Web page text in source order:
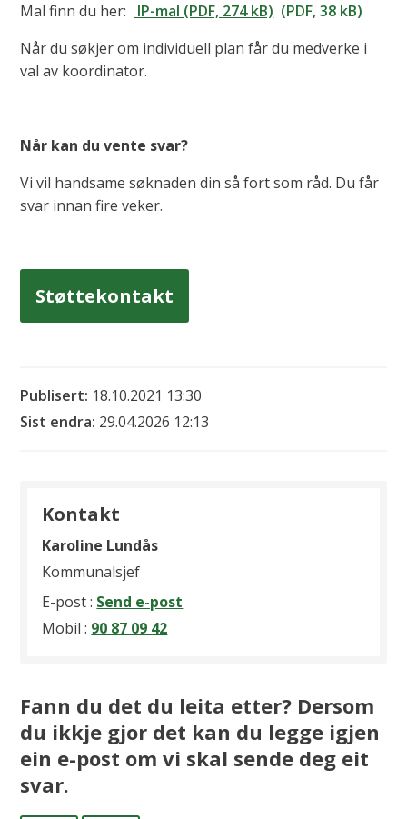
Mal finn du her:
IP-mal (PDF, 274 kB) (PDF, 38 kB)
Når du søkjer om individuell plan får du medverke i
val av koordinator.
Når kan du vente svar?
Vi vil handsame søknaden din så fort som råd. Du får
svar innan fire veker.
Støttekontakt
Publisert 18.10.2021 13:30
Sist endra 29.04.2026 12:13
Kontakt
Karoline Lundås
Kommunalsjef
E-post Send e-post
Mobil 90 87 09 42
Fann du det du leita etter? Dersom
du ikkje gjor det kan du legge igjen
ein e-post om vi skal sende deg eit
svar.